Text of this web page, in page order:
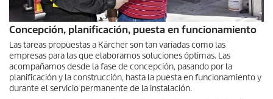
Concepción, planificación, puesta en funcionamiento
Las tareas propuestas a Kärcher son tan variadas como las
empresas para las que elaboramos soluciones óptimas. Las
acompañamos desde la fase de concepción, pasando por la
planificación y la construcción, hasta la puesta en funcionamiento y
durante el servicio permanente de la instalación.